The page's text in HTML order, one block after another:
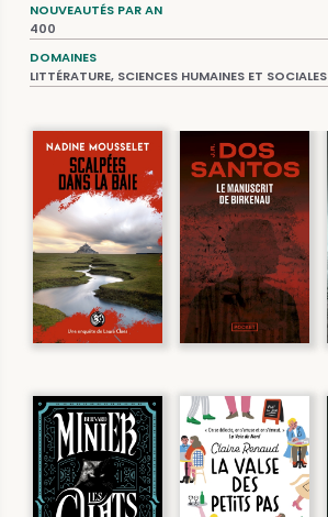
NOUVEAUTÉS PAR AN
400
DOMAINES
LITTÉRATURE, SCIENCES HUMAINES ET SOCIALES